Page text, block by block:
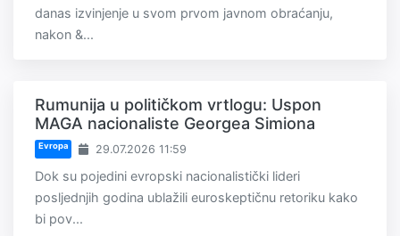
danas izvinjenje u svom prvom javnom obraćanju,
nakon &...
Rumunija u političkom vrtlogu: Uspon
MAGA nacionaliste Georgea Simiona
Evropa 29.07.2026 11:59
Dok su pojedini evropski nacionalistički lideri
posljednjih godina ublažili euroskeptičnu retoriku kako
bi pov...